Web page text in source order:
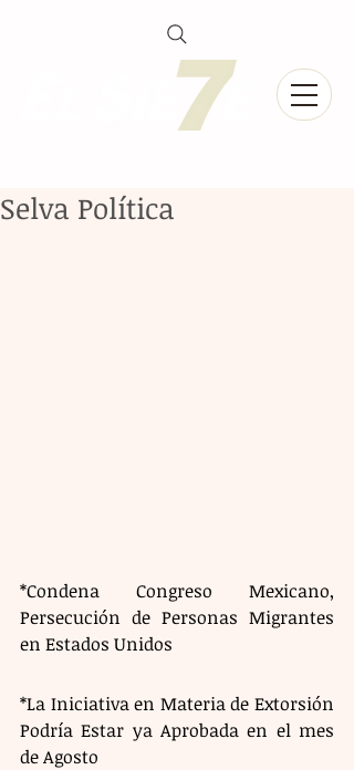
Selva Política
*Condena Congreso Mexicano,
Persecución de Personas Migrantes
en Estados Unidos
*La Iniciativa en Materia de Extorsión
Podría Estar ya Aprobada en el mes
de Agosto